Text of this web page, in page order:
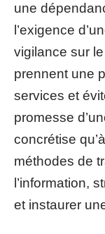
une
l’exigence
vigilance sur
prennent une
services et
promesse
concrétise
méthodes de
l’information,
et instaurer